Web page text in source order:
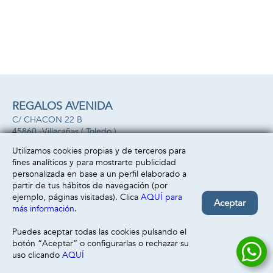
REGALOS AVENIDA
C/ CHACON 22 B
45860 -Villacañas( Toledo )
Información
Aviso legal
Política de privacidad
Política de cookies
Atención al cliente
Envío y devolución
Utilizamos cookies propias y de terceros para
fines analíticos y para mostrarte publicidad
personalizada en base a un perfil elaborado a
partir de tus hábitos de navegación (por
ejemplo, páginas visitadas). Clica AQUÍ para
más información.
Puedes aceptar todas las cookies pulsando el
botón “Aceptar” o configurarlas o rechazar su
uso clicando AQUÍ
Aceptar